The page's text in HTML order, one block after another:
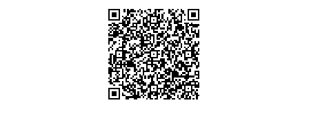
利企服务
阳光政务